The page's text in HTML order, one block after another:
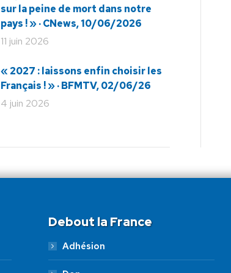
sur la peine de mort dans notre
pays ! » · CNews, 10/06/2026
11 juin 2026
« 2027 : laissons enfin choisir les
Français ! » · BFMTV, 02/06/26
4 juin 2026
Debout la France
Adhésion